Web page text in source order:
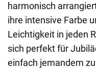
harmonisch
ihre intensive Farbe
Leichtigkeit in jeden
sich perfekt für
einfach jemandem